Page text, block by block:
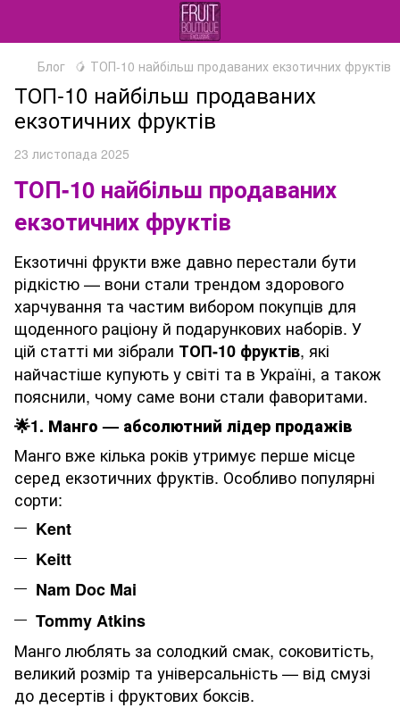
Блог 🥭 ТОП-10 найбільш продаваних екзотичних фруктів
ТОП-10 найбільш продаваних
екзотичних фруктів
23 листопада 2025
TОП-10 найбільш продаваних
екзотичних фруктів
Екзотичні фрукти вже давно перестали бути
рідкістю — вони стали трендом здорового
харчування та частим вибором покупців для
щоденного раціону й подарункових наборів. У
цій статті ми зібрали ТОП-10 фруктів, які
найчастіше купують у світі та в Україні, а також
пояснили, чому саме вони стали фаворитами.
🌟1. Манго — абсолютний лідер продажів
Манго вже кілька років утримує перше місце
серед екзотичних фруктів. Особливо популярні
сорти:
Kent
Keitt
Nam Doc Mai
Tommy Atkins
Манго люблять за солодкий смак, соковитість,
великий розмір та універсальність — від смузі
до десертів і фруктових боксів.